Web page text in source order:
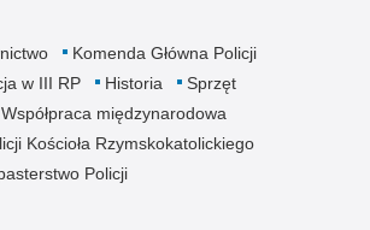
Komenda Główna Policji
w III RP Historia
Sprzęt
Współpraca międzynarodowa
Kościoła Rzymskokatolickiego
Policji